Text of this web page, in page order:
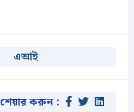
এআই
শেয়ার করুন :